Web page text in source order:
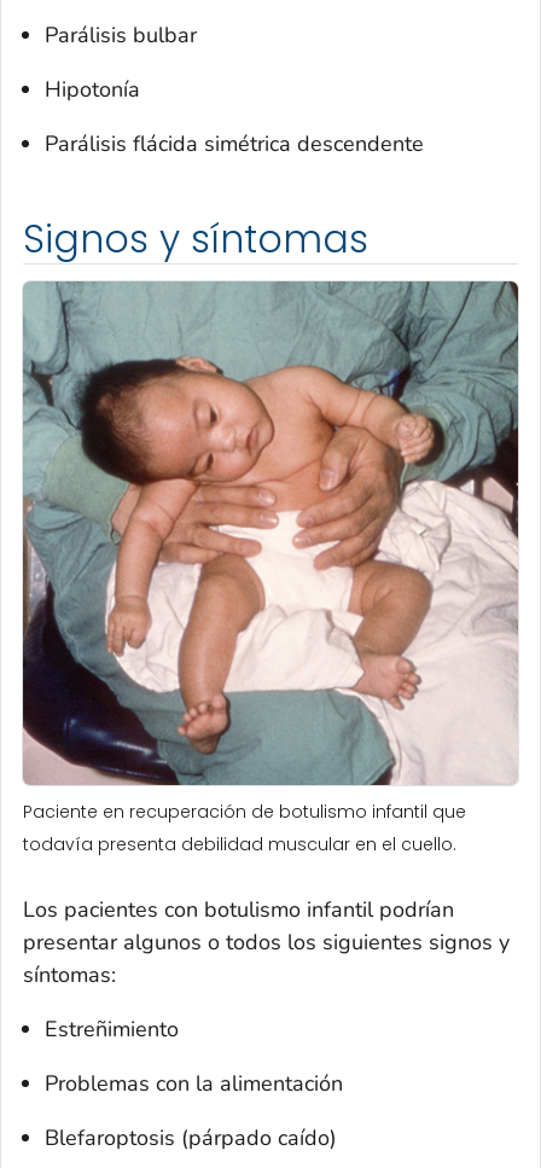
Parálisis bulbar
Hipotonía
Parálisis flácida simétrica descendente
Signos y síntomas
Paciente en recuperación de botulismo infantil que
todavía presenta debilidad muscular en el cuello.
Los pacientes con botulismo infantil podrían
presentar algunos o todos los siguientes signos y
síntomas:
Estreñimiento
Problemas con la alimentación
Blefaroptosis (párpado caído)